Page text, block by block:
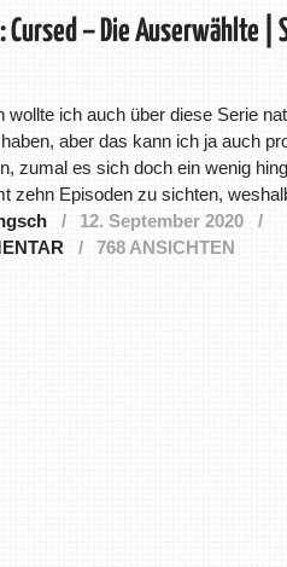
Cursed – Die Auserwählte |
wollte ich auch über diese Serie
aber das kann ich ja auch
zumal es sich doch ein wenig
zehn Episoden zu sichten,
12. September 2020
768 ANSICHTEN